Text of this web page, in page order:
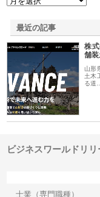
最近の記事
株
舗
山形
土木
る道…
ビジネスワールドリリ
士業（専門職種）